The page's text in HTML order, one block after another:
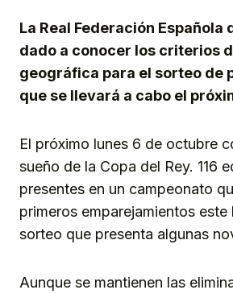
La Real Federación Española
dado a conocer los criterios
geográfica para el sorteo de
que se llevará a cabo el
El próximo lunes 6 de octubre
sueño de la Copa del Rey. 116
presentes en un campeonato
primeros emparejamientos este
sorteo que presenta algunas
Aunque se mantienen las